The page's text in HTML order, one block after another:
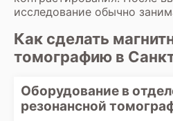
исследование обычно
Как сделать
томографию в
Оборудование в
резонансной